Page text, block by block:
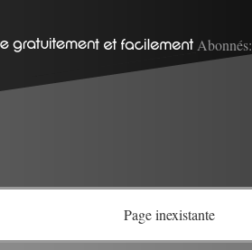
Abonnés:
Page inexistante